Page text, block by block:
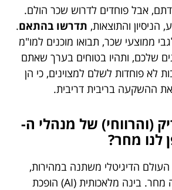
אבל פוחדים לדרוש שכר הולם.
והתוצאות, תדרשו בהתאם.
ממוצעי שכר, תבואו מוכנים למו"מ
שלכם, ותהיו בטוחים בערך שאתם
לא פוחדות לשלם למצוינים, כי הן
את ההשקעה בריבית דריבית.
(והרווחי) של מנהלי ה-
הדיגיטלי משתנה במהירות,
חכו לראות מה יקרה מחר. בינה מלאכותית (AI) הופכת